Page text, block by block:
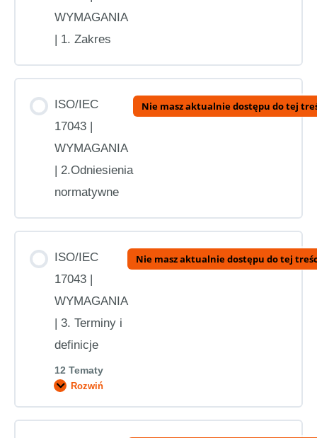
WYMAGANIA
| 1. Zakres
ISO/IEC
17043 |
WYMAGANIA
| 2.Odniesienia
normatywne
Nie masz aktualnie dostępu do tej
ISO/IEC
17043 |
WYMAGANIA
| 3. Terminy i
definicje
12 Tematy
Nie masz aktualnie dostępu do tej
Rozwiń
ISO/IEC
WYMAGANIA